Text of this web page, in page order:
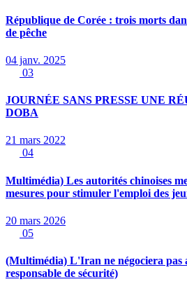
République de Corée : trois morts
de pêche
04 janv. 2025
03
JOURNÉE SANS PRESSE UNE
DOBA
21 mars 2022
04
Multimédia) Les autorités chinoises
mesures pour stimuler l'emploi des
20 mars 2026
05
(Multimédia) L'Iran ne négociera pas
responsable de sécurité)